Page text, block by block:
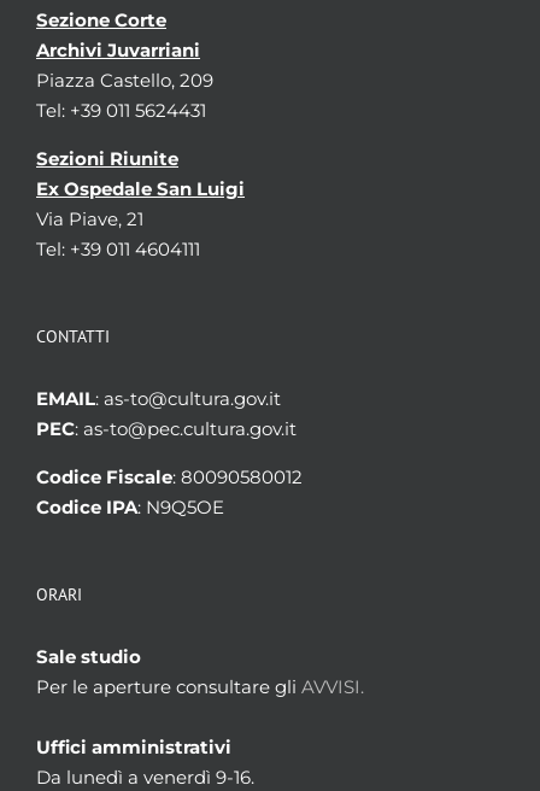
Sezione Corte
Archivi Juvarriani
Piazza Castello, 209
Tel: +39 011 5624431
Sezioni Riunite
Ex Ospedale San Luigi
Via Piave, 21
Tel: +39 011 4604111
CONTATTI
EMAIL: as-to@cultura.gov.it
PEC: as-to@pec.cultura.gov.it
Codice Fiscale: 80090580012
Codice IPA: N9Q5OE
ORARI
Sale studio
Per le aperture consultare gli AVVISI.
Uffici amministrativi
Da lunedì a venerdì 9-16.